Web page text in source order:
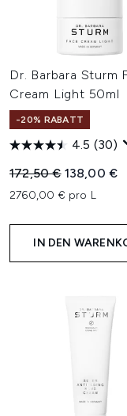
Dr. Barbara Sturm
Cream Light 50ml
-20% RABATT
4.5 (30)
Unverbindliche
172,50 € Aktueller
138,00 €
2760,00 € pro L
IN DEN